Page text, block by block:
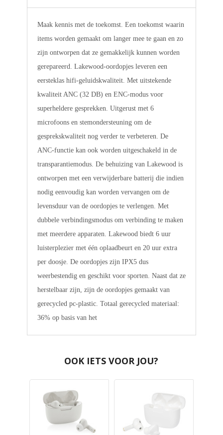
Maak kennis met de toekomst. Een toekomst waarin
items worden gemaakt om langer mee te gaan en zo
zijn ontworpen dat ze gemakkelijk kunnen worden
gerepareerd. Lakewood-oordopjes leveren een
eersteklas hifi-geluidskwaliteit. Met uitstekende
kwaliteit ANC (32 DB) en ENC-modus voor
superheldere gesprekken. Uitgerust met 6
microfoons en stemondersteuning om de
gesprekskwaliteit nog verder te verbeteren. De
ANC-functie kan ook worden uitgeschakeld in de
transparantiemodus. De behuizing van Lakewood is
ontworpen met een verwijderbare batterij die indien
nodig eenvoudig kan worden vervangen om de
levensduur van de oordopjes te verlengen. Met
dubbele verbindingsmodus om verbinding te maken
met meerdere apparaten. Lakewood biedt 6 uur
luisterplezier met één oplaadbeurt en 20 uur extra
per doosje. De oordopjes zijn IPX5 dus
weerbestendig en geschikt voor sporten. Naast dat ze
herstelbaar zijn, zijn de oordopjes gemaakt van
gerecycled pc-plastic. Totaal gerecycled materiaal:
36% op basis van het
OOK IETS VOOR JOU?